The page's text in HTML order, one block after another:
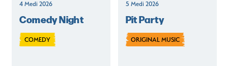
4 Medi 2026
Comedy Night
COMEDY
5 Medi 2026
Pit Party
ORIGINAL MUSIC